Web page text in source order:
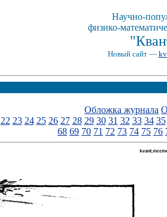
Научно-
физико-
Новый сайт —
Обложка журнала
22 23 24 25 26 27 28 29 30 31 32 33 34 35
68 69 70 71 72 73 74 75 76